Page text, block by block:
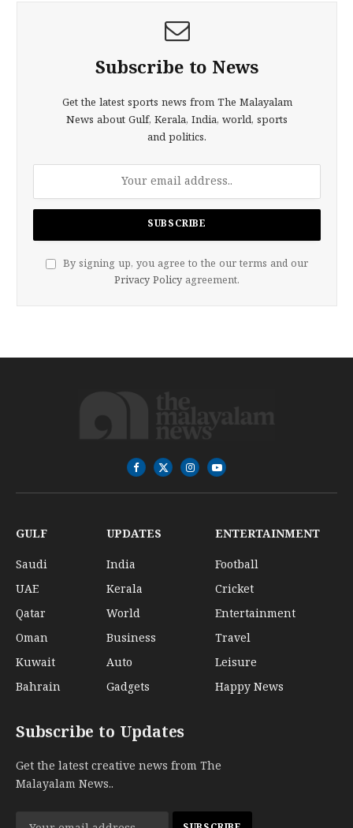
Subscribe to News
Get the latest sports news from The Malayalam
News about Gulf, Kerala, India, world, sports
and politics.
By signing up, you agree to the our terms and our
Privacy Policy agreement.
Facebook
X
(Twitter)
InstagramYouTube
GULF
Saudi
UAE
Qatar
Oman
Kuwait
Bahrain
UPDATES
India
Kerala
World
Business
Auto
Gadgets
ENTERTAINMENT
Football
Cricket
Entertainment
Travel
Leisure
Happy News
Subscribe to Updates
Get the latest creative news from The
Malayalam News..